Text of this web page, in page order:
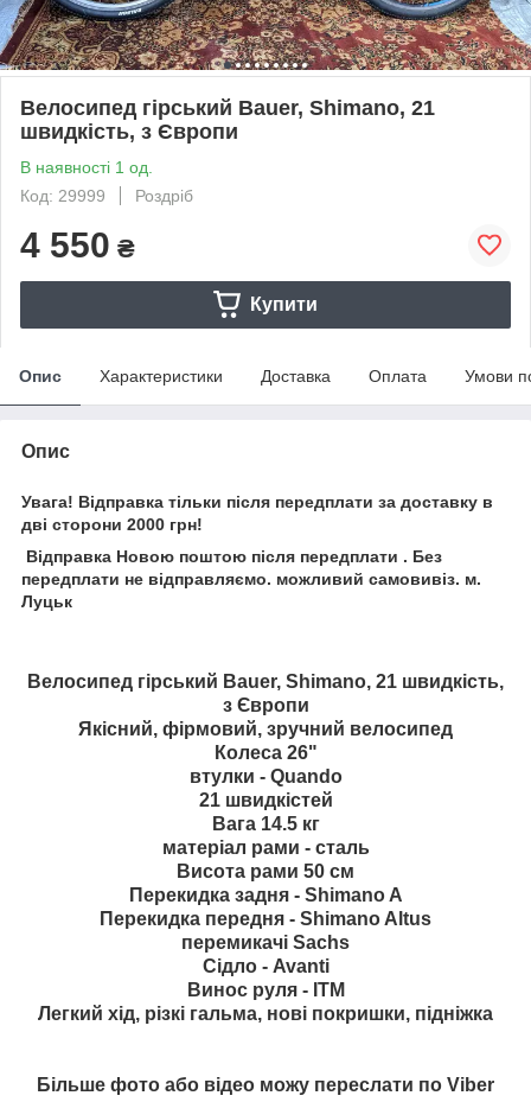
Велосипед гірський Bauer, Shimano, 21
швидкість, з Європи
В наявності 1 од.
Код: 29999
Роздріб
4 550 ₴
Купити
Опис Характеристики Доставка Оплата Умови
Опис
Увага! Відправка тільки після передплати за доставку в
дві сторони 2000 грн!
Відправка Новою поштою після передплати . Без
передплати не відправляємо. можливий самовивіз. м.
Луцьк
Велосипед гірський Bauer, Shimano, 21 швидкість,
з Європи
Якісний, фірмовий, зручний велосипед
Колеса 26"
втулки - Quando
21 швидкістей
Вага 14.5 кг
матеріал рами - сталь
Висота рами 50 см
Перекидка задня - Shimano A
Перекидка передня - Shimano Altus
перемикачі Sachs
Сідло - Avanti
Винос руля - ITM
Легкий хід, різкі гальма, нові покришки, підніжка
Більше фото або відео можу переслати по Viber